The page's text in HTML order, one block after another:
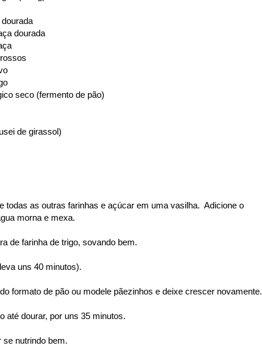
dourada
seco (fermento de pão)
de girassol)
todas as outras farinhas e açúcar em uma vasilha. Adicione o
morna e mexa.
de farinha de trigo, sovando bem.
uns 40 minutos).
formato de pão ou modele pãezinhos e deixe crescer novamente.
até dourar, por uns 35 minutos.
se nutrindo bem.